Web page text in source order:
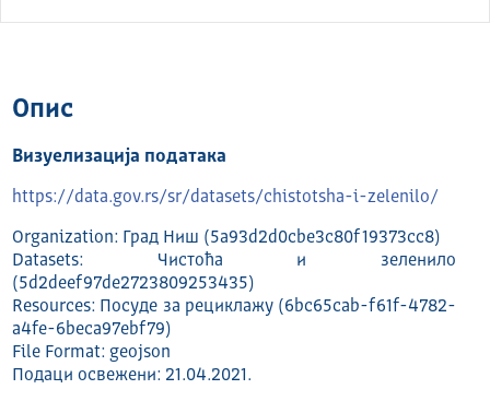
Опис
Визуелизација података
https://data.gov.rs/sr/datasets/chistotsha-i-zelenilo/
Organization: Град Ниш (5a93d2d0cbe3c80f19373cc8)
Datasets: Чистоћа и зеленило
(5d2deef97de2723809253435)
Resources: Посуде за рециклажу (6bc65cab-f61f-4782-
a4fe-6beca97ebf79)
File Format: geojson
Подаци освежени: 21.04.2021.